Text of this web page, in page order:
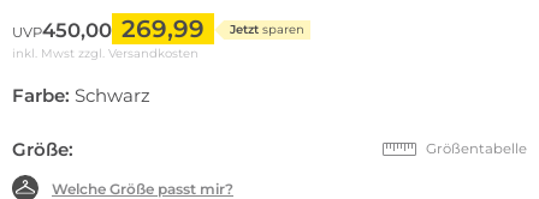
UVP450,00 269,99 Jetzt sparen
inkl. Mwst zzgl. Versandkosten
Farbe: Schwarz
Größe: Größentabelle
Welche Größe passt mir?